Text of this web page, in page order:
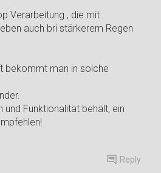
Verarbeitung , die mit
auch bri stärkerem Regen
bekommt man in solche
Funktionalität behält, ein
Reply